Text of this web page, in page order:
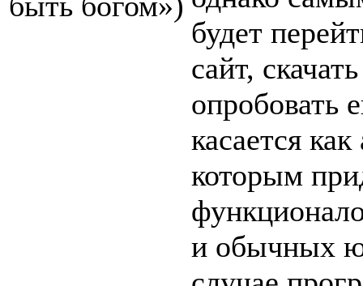
будет
сайт,
опробовать
касается
которым
и обычных